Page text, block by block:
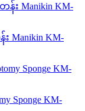
KM-
Sponge KM-